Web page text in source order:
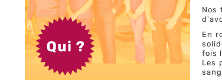
Nos
En
fois
Les